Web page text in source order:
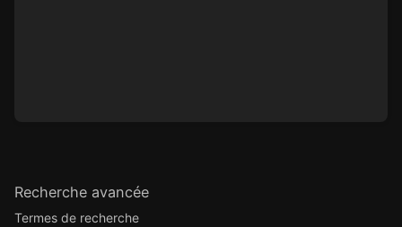
Recherche avancée
Termes de recherche